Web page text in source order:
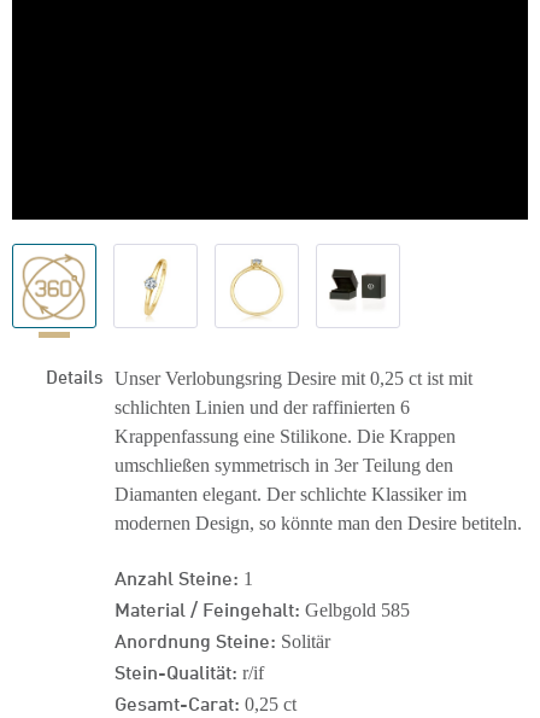
Details Unser Verlobungsring Desire mit 0,25 ct ist mit
schlichten Linien und der raffinierten 6
Krappenfassung eine Stilikone. Die Krappen
umschließen symmetrisch in 3er Teilung den
Diamanten elegant. Der schlichte Klassiker im
modernen Design, so könnte man den Desire betiteln.
Anzahl Steine: 1
Material / Feingehalt: Gelbgold 585
Anordnung Steine: Solitär
Stein-Qualität: r/if
Gesamt-Carat: 0,25 ct